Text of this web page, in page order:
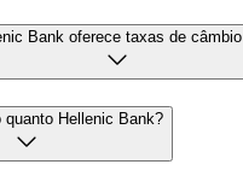
Bank oferece taxas de
quanto Hellenic Bank?